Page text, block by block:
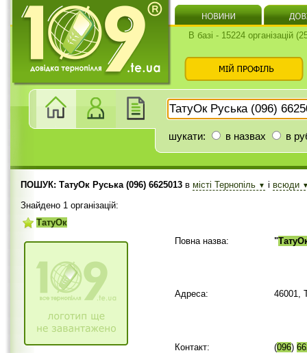
В базі - 15224 організацій
шукати: в назвах в
ПОШУК: ТатуОк Руська (096) 6625013 в місті Тернопіль ▼ і всюди
Знайдено 1 організацій:
ТатуОк
Повна назва:
"
Адреса: 46001,
Контакт: (096)